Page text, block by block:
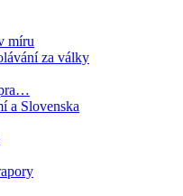
míru
za války
a Slovenska